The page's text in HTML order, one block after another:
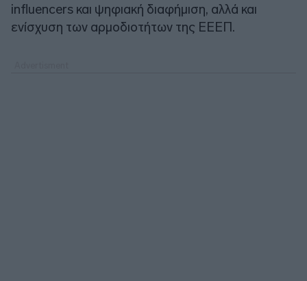
influencers και ψηφιακή διαφήμιση, αλλά και
ενίσχυση των αρμοδιοτήτων της ΕΕΕΠ.